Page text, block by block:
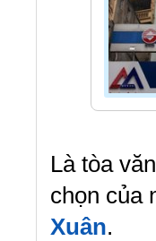
Là tòa
chọn của
Xuân.